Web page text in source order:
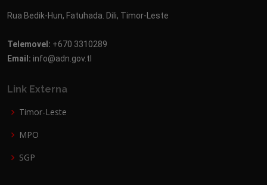
Rua Bedik-Hun, Fatuhada. Dili, Timor-Leste
Telemovel: +670 3310289
Email: info@adn.gov.tl
Link Externa
Timor-Leste
MPO
SGP